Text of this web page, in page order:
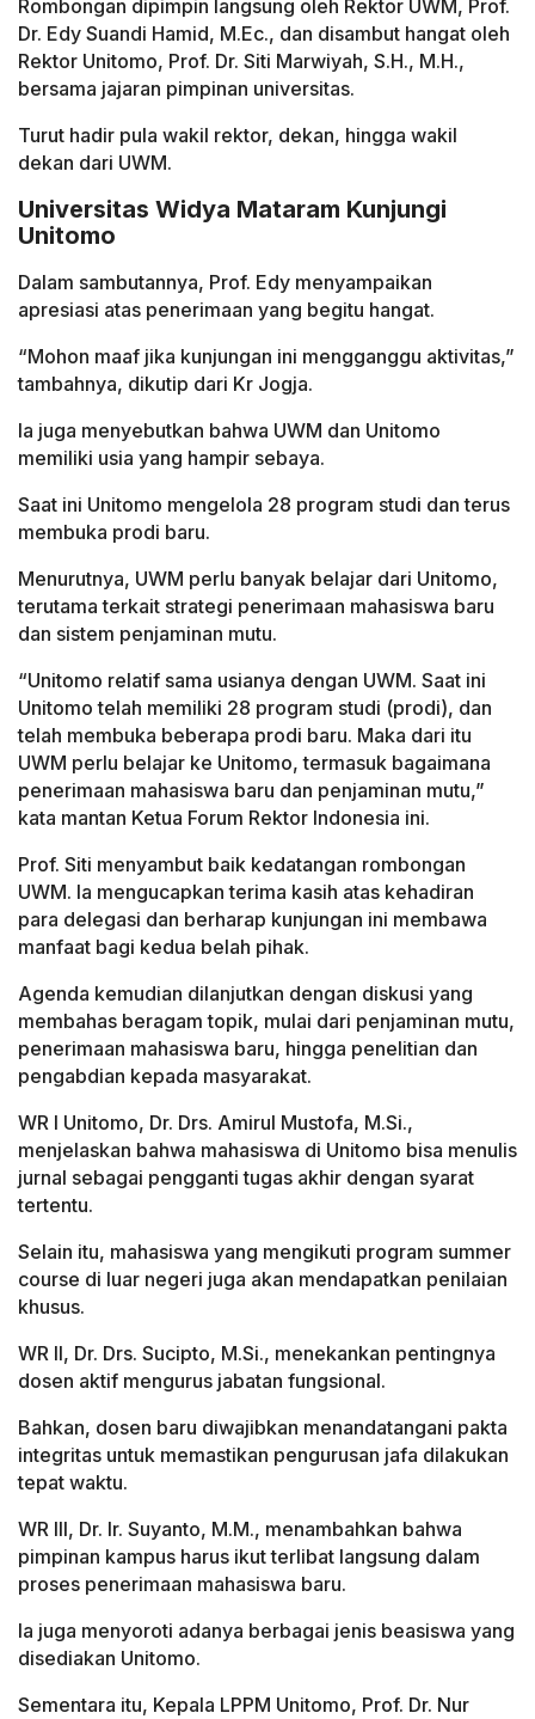
Rombongan dipimpin langsung oleh Rektor UWM, Prof.
Dr. Edy Suandi Hamid, M.Ec., dan disambut hangat oleh
Rektor Unitomo, Prof. Dr. Siti Marwiyah, S.H., M.H.,
bersama jajaran pimpinan universitas.
Turut hadir pula wakil rektor, dekan, hingga wakil
dekan dari UWM.
Universitas Widya Mataram Kunjungi
Unitomo
Dalam sambutannya, Prof. Edy menyampaikan
apresiasi atas penerimaan yang begitu hangat.
“Mohon maaf jika kunjungan ini mengganggu aktivitas,”
tambahnya, dikutip dari Kr Jogja.
Ia juga menyebutkan bahwa UWM dan Unitomo
memiliki usia yang hampir sebaya.
Saat ini Unitomo mengelola 28 program studi dan terus
membuka prodi baru.
Menurutnya, UWM perlu banyak belajar dari Unitomo,
terutama terkait strategi penerimaan mahasiswa baru
dan sistem penjaminan mutu.
“Unitomo relatif sama usianya dengan UWM. Saat ini
Unitomo telah memiliki 28 program studi (prodi), dan
telah membuka beberapa prodi baru. Maka dari itu
UWM perlu belajar ke Unitomo, termasuk bagaimana
penerimaan mahasiswa baru dan penjaminan mutu,”
kata mantan Ketua Forum Rektor Indonesia ini.
Prof. Siti menyambut baik kedatangan rombongan
UWM. Ia mengucapkan terima kasih atas kehadiran
para delegasi dan berharap kunjungan ini membawa
manfaat bagi kedua belah pihak.
Agenda kemudian dilanjutkan dengan diskusi yang
membahas beragam topik, mulai dari penjaminan mutu,
penerimaan mahasiswa baru, hingga penelitian dan
pengabdian kepada masyarakat.
WR I Unitomo, Dr. Drs. Amirul Mustofa, M.Si.,
menjelaskan bahwa mahasiswa di Unitomo bisa menulis
jurnal sebagai pengganti tugas akhir dengan syarat
tertentu.
Selain itu, mahasiswa yang mengikuti program summer
course di luar negeri juga akan mendapatkan penilaian
khusus.
WR II, Dr. Drs. Sucipto, M.Si., menekankan pentingnya
dosen aktif mengurus jabatan fungsional.
Bahkan, dosen baru diwajibkan menandatangani pakta
integritas untuk memastikan pengurusan jafa dilakukan
tepat waktu.
WR III, Dr. Ir. Suyanto, M.M., menambahkan bahwa
pimpinan kampus harus ikut terlibat langsung dalam
proses penerimaan mahasiswa baru.
Ia juga menyoroti adanya berbagai jenis beasiswa yang
disediakan Unitomo.
Sementara itu, Kepala LPPM Unitomo, Prof. Dr. Nur